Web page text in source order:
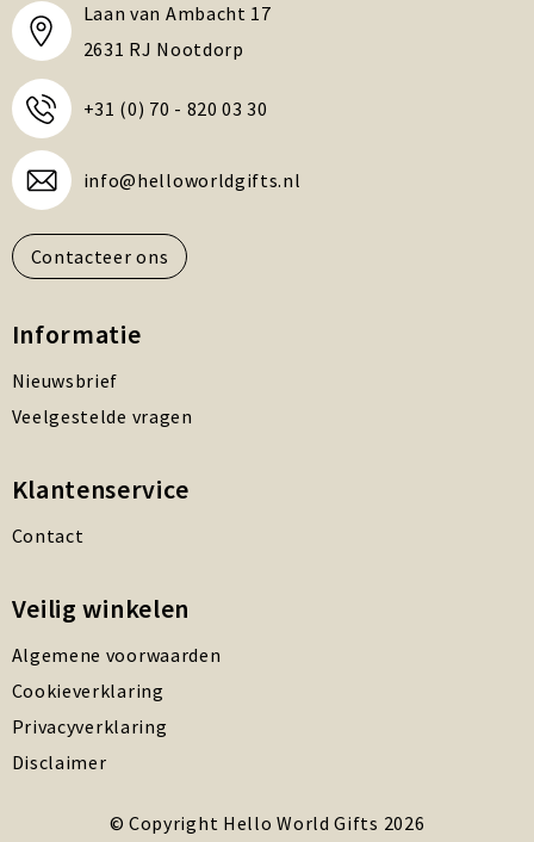
Laan van Ambacht 17
2631 RJ Nootdorp
+31 (0) 70 - 820 03 30
info@helloworldgifts.nl
Contacteer ons
Informatie
Nieuwsbrief
Veelgestelde vragen
Klantenservice
Contact
Veilig winkelen
Algemene voorwaarden
Cookieverklaring
Privacyverklaring
Disclaimer
© Copyright Hello World Gifts 2026